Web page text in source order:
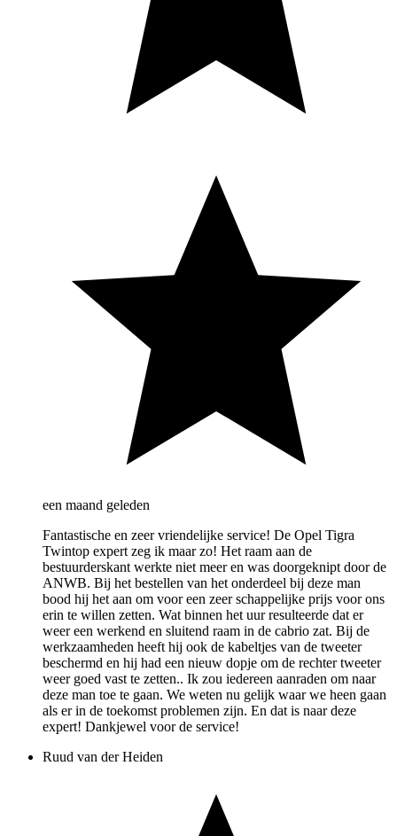
een maand geleden
Fantastische en zeer vriendelijke service! De Opel Tigra
Twintop expert zeg ik maar zo! Het raam aan de
bestuurderskant werkte niet meer en was doorgeknipt door de
ANWB. Bij het bestellen van het onderdeel bij deze man
bood hij het aan om voor een zeer schappelijke prijs voor ons
erin te willen zetten. Wat binnen het uur resulteerde dat er
weer een werkend en sluitend raam in de cabrio zat. Bij de
werkzaamheden heeft hij ook de kabeltjes van de tweeter
beschermd en hij had een nieuw dopje om de rechter tweeter
weer goed vast te zetten.. Ik zou iedereen aanraden om naar
deze man toe te gaan. We weten nu gelijk waar we heen gaan
als er in de toekomst problemen zijn. En dat is naar deze
expert! Dankjewel voor de service!
Ruud van der Heiden